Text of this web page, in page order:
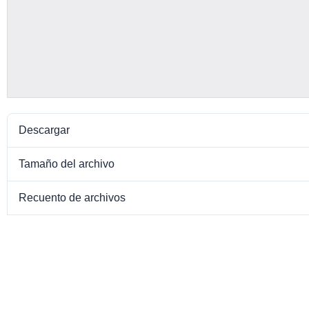
Descargar
Tamaño del archivo
Recuento de archivos